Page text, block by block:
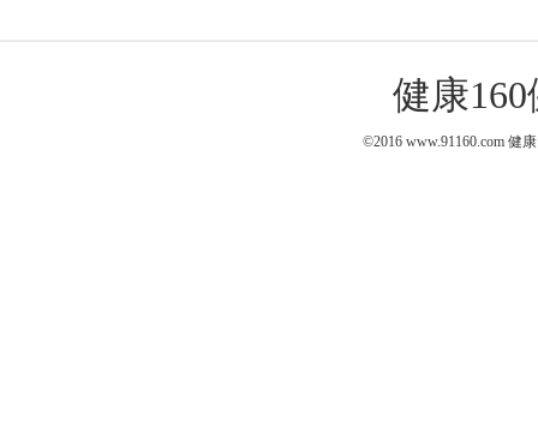
健康
©2016 www.91160.com 健